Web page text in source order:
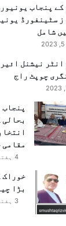
کے پنجاب
ز سٹینفورڈ
شامل
نیشنل ائیر
چوپٹ راج
بحالی
مقامی
4 ہفتے ago
خوراک
بڑا
3 ہفتے ago